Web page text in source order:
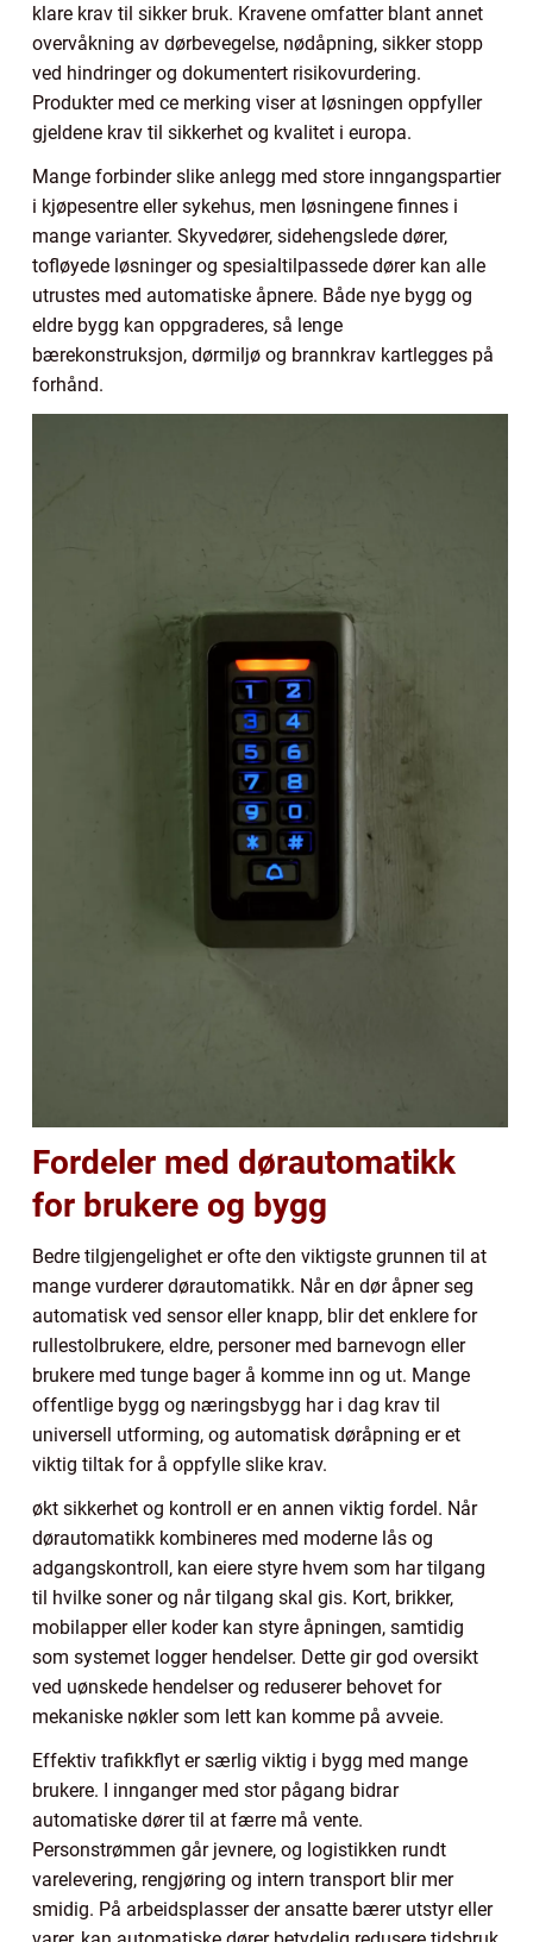
klare krav til sikker bruk. Kravene omfatter blant annet
overvåkning av dørbevegelse, nødåpning, sikker stopp
ved hindringer og dokumentert risikovurdering.
Produkter med ce merking viser at løsningen oppfyller
gjeldene krav til sikkerhet og kvalitet i europa.
Mange forbinder slike anlegg med store inngangspartier
i kjøpesentre eller sykehus, men løsningene finnes i
mange varianter. Skyvedører, sidehengslede dører,
tofløyede løsninger og spesialtilpassede dører kan alle
utrustes med automatiske åpnere. Både nye bygg og
eldre bygg kan oppgraderes, så lenge
bærekonstruksjon, dørmiljø og brannkrav kartlegges på
forhånd.
Fordeler med dørautomatikk
for brukere og bygg
Bedre tilgjengelighet er ofte den viktigste grunnen til at
mange vurderer dørautomatikk. Når en dør åpner seg
automatisk ved sensor eller knapp, blir det enklere for
rullestolbrukere, eldre, personer med barnevogn eller
brukere med tunge bager å komme inn og ut. Mange
offentlige bygg og næringsbygg har i dag krav til
universell utforming, og automatisk døråpning er et
viktig tiltak for å oppfylle slike krav.
økt sikkerhet og kontroll er en annen viktig fordel. Når
dørautomatikk kombineres med moderne lås og
adgangskontroll, kan eiere styre hvem som har tilgang
til hvilke soner og når tilgang skal gis. Kort, brikker,
mobilapper eller koder kan styre åpningen, samtidig
som systemet logger hendelser. Dette gir god oversikt
ved uønskede hendelser og reduserer behovet for
mekaniske nøkler som lett kan komme på avveie.
Effektiv trafikkflyt er særlig viktig i bygg med mange
brukere. I innganger med stor pågang bidrar
automatiske dører til at færre må vente.
Personstrømmen går jevnere, og logistikken rundt
varelevering, rengjøring og intern transport blir mer
smidig. På arbeidsplasser der ansatte bærer utstyr eller